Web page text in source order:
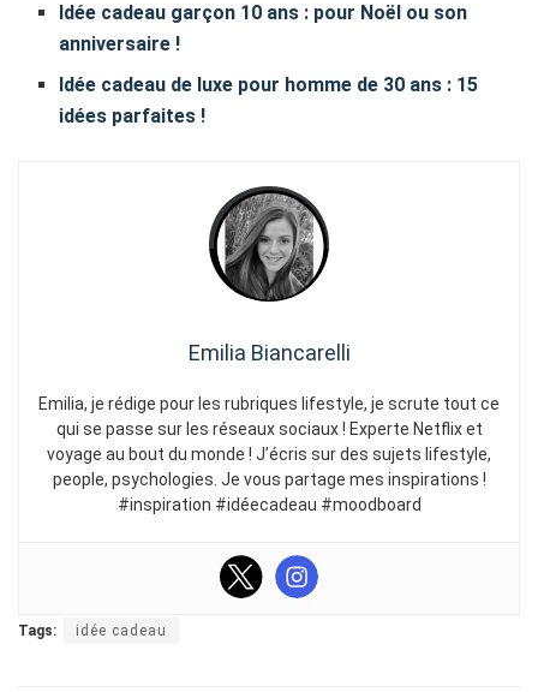
Idée cadeau garçon 10 ans : pour Noël ou son
anniversaire !
Idée cadeau de luxe pour homme de 30 ans : 15
idées parfaites !
Emilia Biancarelli
Emilia, je rédige pour les rubriques lifestyle, je scrute tout ce
qui se passe sur les réseaux sociaux ! Experte Netflix et
voyage au bout du monde ! J’écris sur des sujets lifestyle,
people, psychologies. Je vous partage mes inspirations !
#inspiration #idéecadeau #moodboard
Tags: idée cadeau